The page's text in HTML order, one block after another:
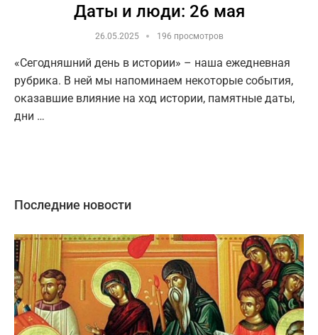
Даты и люди: 26 мая
26.05.2025 196 просмотров
«Сегодняшний день в истории» – наша ежедневная
рубрика. В ней мы напоминаем некоторые события,
оказавшие влияние на ход истории, памятные даты,
дни …
Последние новости